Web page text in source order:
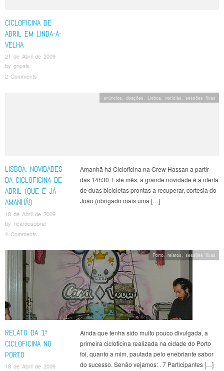
CICLOFICINA DE
ABRIL EM LINDA-A-
VELHA
21 de Abril de 2009
by gnpais
2 Comments
LISBOA: NOVIDADES
DA CICLOFICINA DE
ABRIL (QUE É JÁ
AMANHÃ!)
18 de Abril de 2009
by ricardosobral
4 Comments
Amanhã há Cicloficina na Crew Hassan a partir
das 14h30. Este mês, a grande novidade é a oferta
de duas bicicletas prontas a recuperar, cortesia do
João (obrigado mais uma […]
anúncios doações Lisboa notícias sessões fixas
RELATO DA 1ª
CICLOFICINA NO
PORTO
18 de Abril de 2009
Ainda que tenha sido muito pouco divulgada, a
primeira cicloficina realizada na cidade do Porto
foi, quanto a mim, pautada pelo enebriante sabor
do sucesso. Senão vejamos: . 7 Participantes […]
Porto, relatos sessões fixas